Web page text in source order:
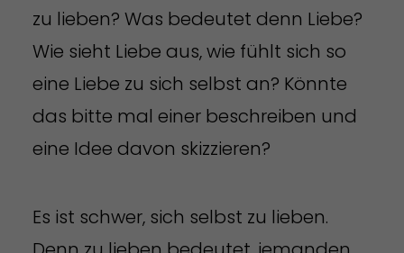
zu lieben? Was bedeutet denn Liebe?
Wie sieht Liebe aus, wie fühlt sich so
eine Liebe zu sich selbst an? Könnte
das bitte mal einer beschreiben und
eine Idee davon skizzieren?
Es ist schwer, sich selbst zu lieben.